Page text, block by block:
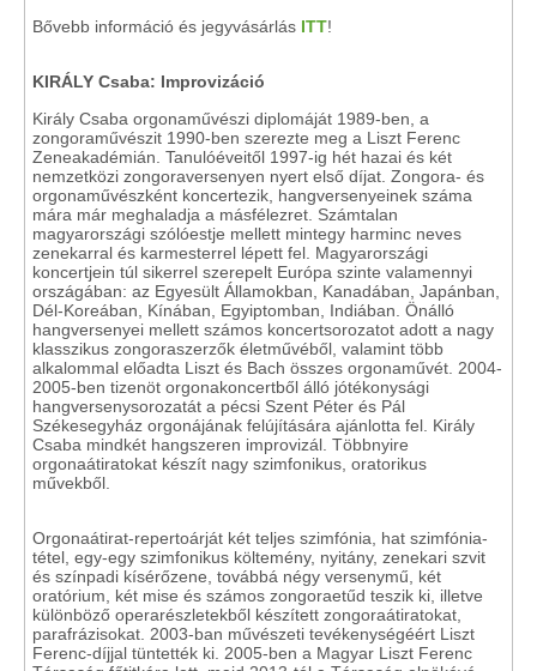
Bővebb információ és jegyvásárlás ITT!
KIRÁLY Csaba: Improvizáció
Király Csaba orgonaművészi diplomáját 1989-ben, a
zongoraművészit 1990-ben szerezte meg a Liszt Ferenc
Zeneakadémián. Tanulóéveitől 1997-ig hét hazai és két
nemzetközi zongoraversenyen nyert első díjat. Zongora- és
orgonaművészként koncertezik, hangversenyeinek száma
mára már meghaladja a másfélezret. Számtalan
magyarországi szólóestje mellett mintegy harminc neves
zenekarral és karmesterrel lépett fel. Magyarországi
koncertjein túl sikerrel szerepelt Európa szinte valamennyi
országában: az Egyesült Államokban, Kanadában, Japánban,
Dél-Koreában, Kínában, Egyiptomban, Indiában. Önálló
hangversenyei mellett számos koncertsorozatot adott a nagy
klasszikus zongoraszerzők életművéből, valamint több
alkalommal előadta Liszt és Bach összes orgonaművét. 2004-
2005-ben tizenöt orgonakoncertből álló jótékonysági
hangversenysorozatát a pécsi Szent Péter és Pál
Székesegyház orgonájának felújítására ajánlotta fel. Király
Csaba mindkét hangszeren improvizál. Többnyire
orgonaátiratokat készít nagy szimfonikus, oratorikus
művekből.
Orgonaátirat-repertoárját két teljes szimfónia, hat szimfónia-
tétel, egy-egy szimfonikus költemény, nyitány, zenekari szvit
és színpadi kísérőzene, továbbá négy versenymű, két
oratórium, két mise és számos zongoraetűd teszik ki, illetve
különböző operarészletekből készített zongoraátiratokat,
parafrázisokat. 2003-ban művészeti tevékenységéért Liszt
Ferenc-díjjal tüntették ki. 2005-ben a Magyar Liszt Ferenc